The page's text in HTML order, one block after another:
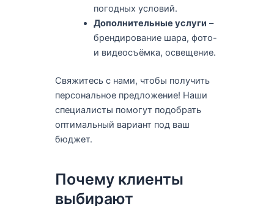
погодных условий.
Дополнительные услуги –
брендирование шара, фото-
и видеосъёмка, освещение.
Свяжитесь с нами, чтобы получить
персональное предложение! Наши
специалисты помогут подобрать
оптимальный вариант под ваш
бюджет.
Почему клиенты
выбирают